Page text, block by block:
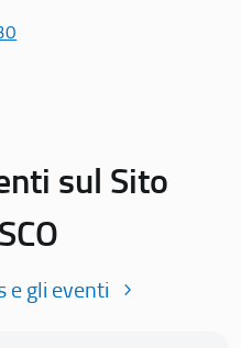
sul Sito
e gli eventi